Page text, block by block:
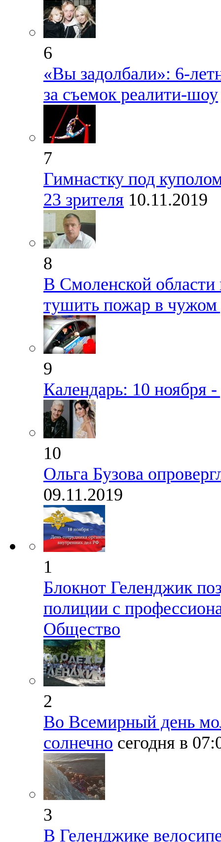
6
«Вы задолбали»: 6-
за съемок реалити-шоу
7
Гимнастку под
23 зрителя 10.11.2019
8
В Смоленской области
тушить пожар в чужом
9
Календарь: 10 ноября
10
Ольга Бузова
09.11.2019
1
Блокнот Геленджик
полиции с
Общество
2
Во Всемирный день
солнечно сегодня в
3
В Геленджике